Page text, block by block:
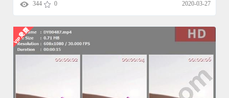
344 0 2020-03-27